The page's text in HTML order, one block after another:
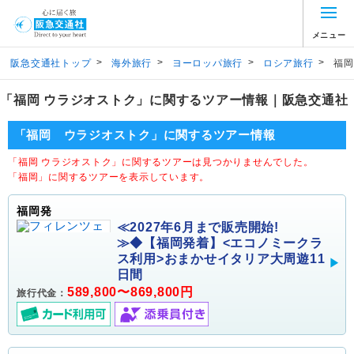
メニュー
阪急交通社トップ > 海外旅行 > ヨーロッパ旅行 > ロシア旅行 > 福
「福岡 ウラジオストク」に関するツアー情報｜阪急交通社
「福岡 ウラジオストク」に関するツアー情報
「福岡 ウラジオストク」に関するツアーは見つかりませんでした。
「福岡」に関するツアーを表示しています。
福岡発
≪2027年6月まで販売開始!
≫◆【福岡発着】<エコノミークラ
ス利用>おまかせイタリア大周遊11
日間
旅行代金： 589,800〜869,800円